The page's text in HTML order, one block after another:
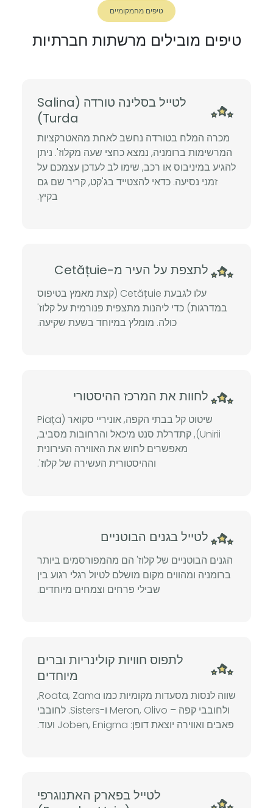
טיפים מהמקומיים
טיפים מובילים מרשתות חברתיות
לטייל בסלינה טורדה (Salina
Turda)
מכרה המלח בטורדה נחשב לאחת מהאטרקציות
המרשימות ברומניה, נמצא כחצי שעה מקלוז'. ניתן
להגיע במיניבוס או רכב, שימו לב לעדכן עצמכם על
זמני נסיעה. כדאי להצטייד בג'קט, קריר שם גם
בקיץ.
לתצפת על העיר מ-Cetățuie
עלו לגבעת Cetățuie (קצת מאמץ בטיפוס
במדרגות) כדי ליהנות מתצפית פנורמית על קלוז'
כולה. מומלץ במיוחד בשעת שקיעה.
לחוות את המרכז ההיסטורי
שיטוט קל בבתי הקפה, אוניריי סקואר (Piața
Unirii), קתדרלת סנט מיכאל והרחובות מסביב,
מאפשרים לחוש את האווירה העירונית
וההיסטורית העשירה של קלוז'.
לטייל בגנים הבוטניים
הגנים הבוטניים של קלוז' הם מהמפורסמים ביותר
ברומניה ומהווים מקום מושלם לטיול רגלי רגוע בין
שבילי פרחים וצמחים מיוחדים.
לתפוס חוויות קולינריות וברים
מיוחדים
שווה לנסות מסעדות מקומיות כמו Roata, Zama,
ולחובבי קפה – Meron, Olivo ו-Sisters. לחובבי
פאבים ואווירה יוצאת דופן: Joben, Enigma ועוד.
לטייל בפארק האתנוגרפי